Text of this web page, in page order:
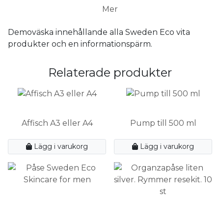
Mer
Demoväska innehållande alla Sweden Eco vita
produkter och en informationspärm.
Relaterade produkter
Affisch A3 eller A4
Lägg i varukorg
Pump till 500 ml
Lägg i varukorg